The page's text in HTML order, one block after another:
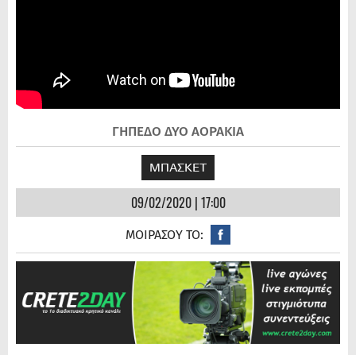
ΓΗΠΕΔΟ ΔΥΟ ΑΟΡΑΚΙΑ
ΜΠΑΣΚΕΤ
09/02/2020 | 17:00
ΜΟΙΡΑΣΟΥ ΤΟ: